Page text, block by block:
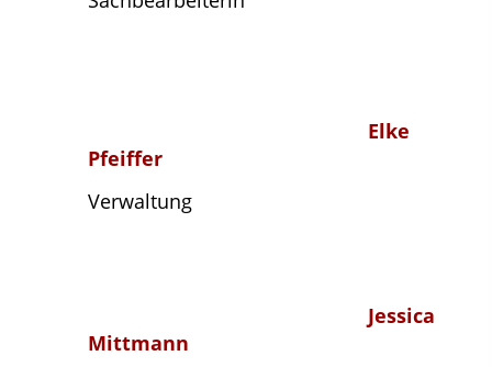
Elke
Pfeiffer
Verwaltung
Jessica
Mittmann